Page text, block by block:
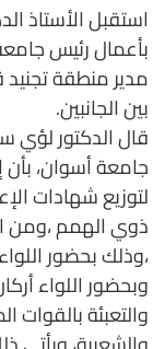
استقبل الأستاذ
بأعمال رئيس
مدير منطقة
بين الجانبين.
قال الدكتور لؤي
جامعة أسوان، بأن
لتوزيع شهادات
،وذلك بحضور
وبحضور اللواء
والتعبئة بالقوات